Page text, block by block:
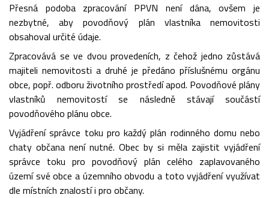
Přesná podoba zpracování PPVN není dána, ovšem je
nezbytné, aby povodňový plán vlastníka nemovitosti
obsahoval určité údaje.
Zpracovává se ve dvou provedeních, z čehož jedno zůstává
majiteli nemovitosti a druhé je předáno příslušnému orgánu
obce, popř. odboru životního prostředí apod. Povodňové plány
vlastníků nemovitostí se následně stávají součástí
povodňového plánu obce.
Vyjádření správce toku pro každý plán rodinného domu nebo
chaty občana není nutné. Obec by si měla zajistit vyjádření
správce toku pro povodňový plán celého zaplavovaného
území své obce a územního obvodu a toto vyjádření využívat
dle místních znalostí i pro občany.